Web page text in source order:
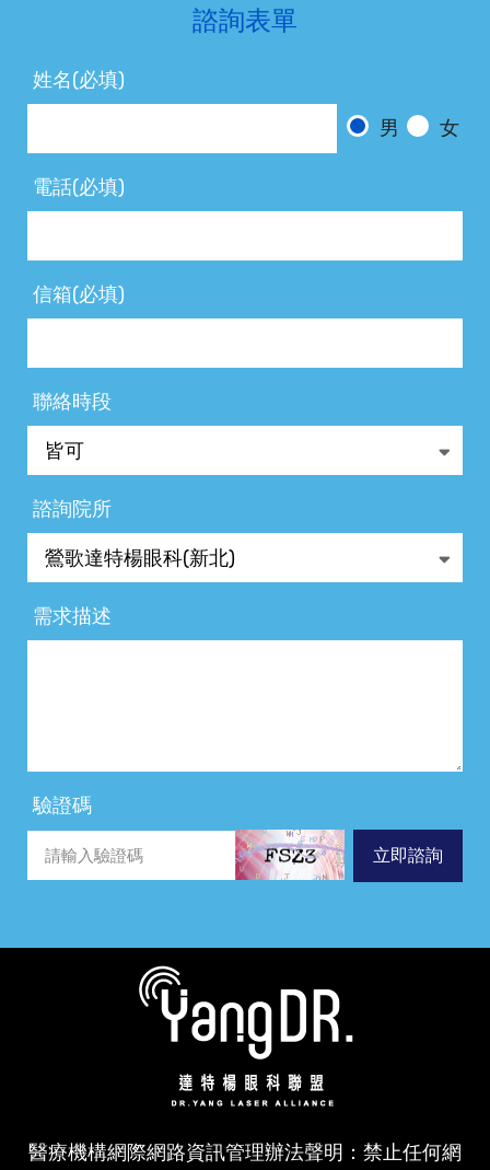
諮詢表單
姓名(必填)
男
女
電話(必填)
信箱(必填)
聯絡時段
諮詢院所
需求描述
驗證碼
立即諮詢
醫療機構網際網路資訊管理辦法聲明：禁止任何網